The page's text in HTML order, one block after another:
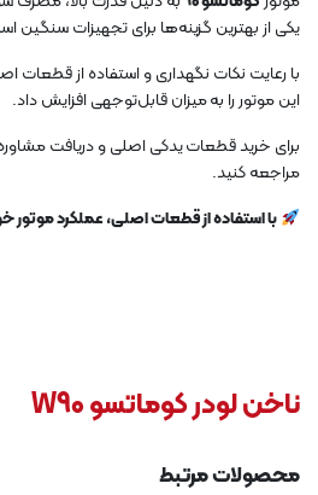
یکی از بهترین گزینه‌ها برای تجهیزات سنگین
با رعایت نکات نگهداری و استفاده از قطعات
این موتور را به میزان قابل‌توجهی افزایش داد.
برای خرید قطعات یدکی اصلی و دریافت
مراجعه کنید.
با استفاده از قطعات اصلی، عملکرد موتور
ناخن لودر کوماتسو W90
محصولات مرتبط